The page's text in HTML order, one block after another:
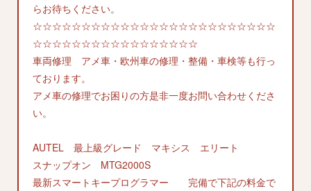
らお待ちください。
☆☆☆☆☆☆☆☆☆☆☆☆☆☆☆☆☆☆☆☆☆☆☆☆☆
☆☆☆☆☆☆☆☆☆☆☆☆☆☆☆☆☆
車両修理 アメ車・欧州車の修理・整備・車検等も行っ
ております。
アメ車の修理でお困りの方是非一度お問い合わせくださ
い。
AUTEL 最上級グレード マキシス エリート
スナップオン MTG2000S
最新スマートキープログラマー 完備で下記の料金で